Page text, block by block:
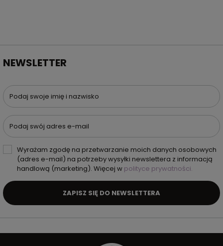
NEWSLETTER
Podaj swoje imię i nazwisko
Podaj swój adres e-mail
Wyrażam zgodę na przetwarzanie moich danych osobowych
(adres e-mail) na potrzeby wysyłki newslettera z informacją
handlową (marketing). Więcej w polityce prywatności.
ZAPISZ SIĘ DO NEWSLETTERA